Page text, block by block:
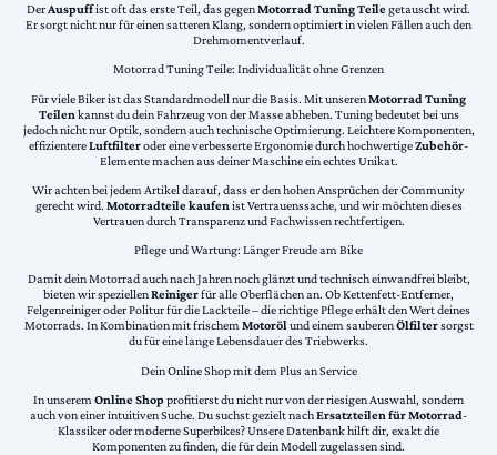
DerAuspuffist oft das erste Teil, das gegenMotorrad Tuning Teilegetauscht wird.
Er sorgt nicht nur für einen satteren Klang, sondern optimiert in vielen Fällen auch den
Drehmomentverlauf.
Motorrad Tuning Teile: Individualität ohne Grenzen
Für viele Biker ist das Standardmodell nur die Basis. Mit unserenMotorrad Tuning
Teilen kannst du dein Fahrzeug von der Masse abheben. Tuning bedeutet bei uns
jedoch nicht nur Optik, sondern auch technische Optimierung. Leichtere Komponenten,
effizientereLuftfilteroder eine verbesserte Ergonomie durch hochwertigeZubehör-
Elemente machen aus deiner Maschine ein echtes Unikat.
Wir achten bei jedem Artikel darauf, dass er den hohen Ansprüchen der Community
gerecht wird. Motorradteile kaufen ist Vertrauenssache, und wir möchten dieses
Vertrauen durch Transparenz und Fachwissen rechtfertigen.
Pflege und Wartung: Länger Freude am Bike
Damit dein Motorrad auch nach Jahren noch glänzt und technisch einwandfrei bleibt,
bieten wir speziellenReinigerfür alle Oberflächen an. Ob Kettenfett-Entferner,
Felgenreiniger oder Politur für die Lackteile – die richtige Pflege erhält den Wert deines
Motorrads. In Kombination mit frischemMotorölund einem sauberenÖlfiltersorgst
du für eine lange Lebensdauer des Triebwerks.
Dein Online Shop mit dem Plus an Service
In unserem Online Shopprofitierst du nicht nur von der riesigen Auswahl, sondern
auch von einer intuitiven Suche. Du suchst gezielt nachErsatzteilen für Motorrad-
Klassiker oder moderne Superbikes? Unsere Datenbank hilft dir, exakt die
Komponenten zu finden, die für dein Modell zugelassen sind.